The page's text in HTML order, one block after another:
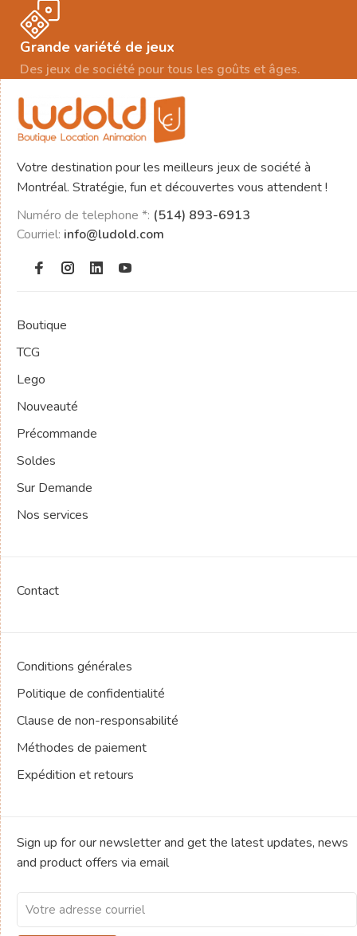
Grande variété de jeux
Des jeux de société pour tous les goûts et âges.
Votre destination pour les meilleurs jeux de société à
Montréal. Stratégie, fun et découvertes vous attendent !
Numéro de telephone *: (514) 893-6913
Courriel: info@ludold.com
Boutique
TCG
Lego
Nouveauté
Précommande
Soldes
Sur Demande
Nos services
Contact
Conditions générales
Politique de confidentialité
Clause de non-responsabilité
Méthodes de paiement
Expédition et retours
Sign up for our newsletter and get the latest updates, news
and product offers via email